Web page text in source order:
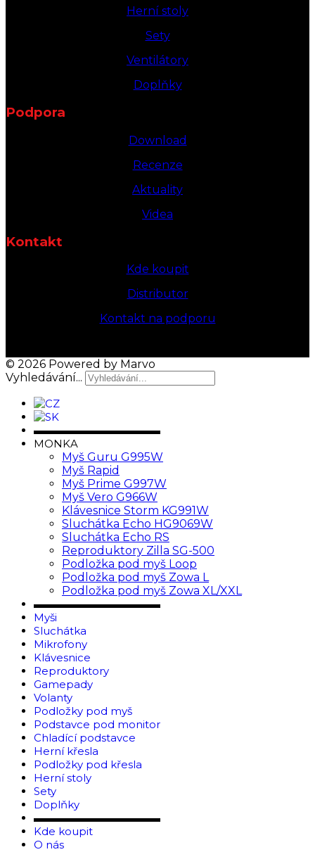
Herní stoly
Sety
Ventilátory
Doplňky
Podpora
Download
Recenze
Aktuality
Videa
Kontakt
Kde koupit
Distributor
Kontakt na podporu
© 2026 Powered by Marvo
Vyhledávání...
▬▬▬▬▬▬▬▬▬▬▬▬
MONKA
Myš Guru G995W
Myš Rapid
Myš Prime G997W
Myš Vero G966W
Klávesnice Storm KG991W
Sluchátka Echo HG9069W
Sluchátka Echo RS
Reproduktory Zilla SG-500
Podložka pod myš Loop
Podložka pod myš Zowa L
Podložka pod myš Zowa XL/XXL
▬▬▬▬▬▬▬▬▬▬▬▬
Myši
Sluchátka
Mikrofony
Klávesnice
Reproduktory
Gamepady
Volanty
Podložky pod myš
Podstavce pod monitor
Chladící podstavce
Herní křesla
Podložky pod křesla
Herní stoly
Sety
Doplňky
▬▬▬▬▬▬▬▬▬▬▬▬
Kde koupit
O nás